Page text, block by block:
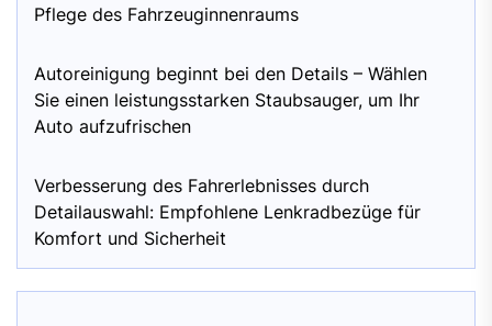
Pflege des Fahrzeuginnenraums
Autoreinigung beginnt bei den Details – Wählen
Sie einen leistungsstarken Staubsauger, um Ihr
Auto aufzufrischen
Verbesserung des Fahrerlebnisses durch
Detailauswahl: Empfohlene Lenkradbezüge für
Komfort und Sicherheit